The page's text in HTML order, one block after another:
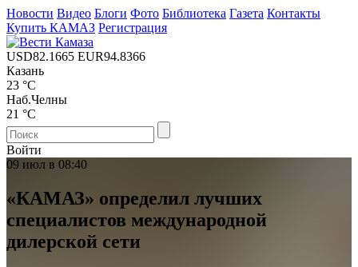
Новости Видео Блоги Фото Библиотека Газета Контакты
Купить КАМАЗ Регистрация
USD82.1665 EUR94.8366
Казань
23 °C
Наб.Челны
21 °C
Войти
09 июл в 08:40
«КАМАЗ» определил лучших
специалистов международной
дилерской сети